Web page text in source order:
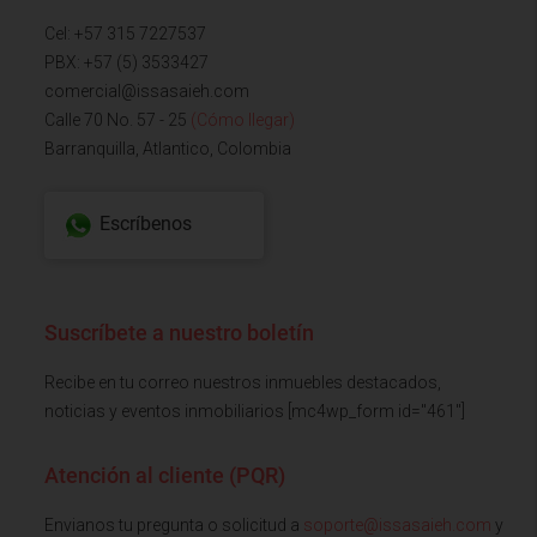
Cel: +57 315 7227537
PBX: +57 (5) 3533427
comercial@issasaieh.com
Calle 70 No. 57 - 25 (Cómo llegar)
Barranquilla, Atlantico, Colombia
Escríbenos
Suscríbete a nuestro boletín
Recibe en tu correo nuestros inmuebles destacados,
noticias y eventos inmobiliarios [mc4wp_form id="461"]
Atención al cliente (PQR)
Envianos tu pregunta o solicitud a soporte@issasaieh.com y